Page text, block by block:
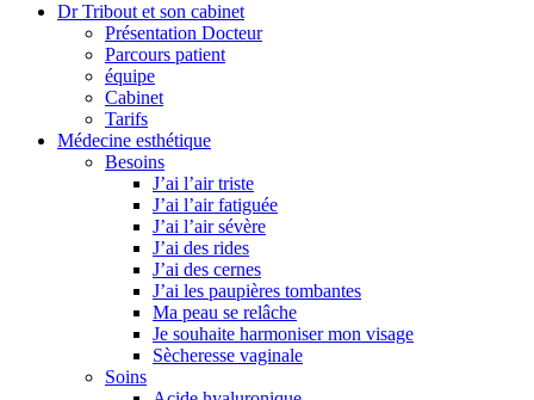
Dr Tribout et son cabinet
Présentation Docteur
Parcours patient
équipe
Cabinet
Tarifs
Médecine esthétique
Besoins
J’ai l’air triste
J’ai l’air fatiguée
J’ai l’air sévère
J’ai des rides
J’ai des cernes
J’ai les paupières tombantes
Ma peau se relâche
Je souhaite harmoniser mon visage
Sècheresse vaginale
Soins